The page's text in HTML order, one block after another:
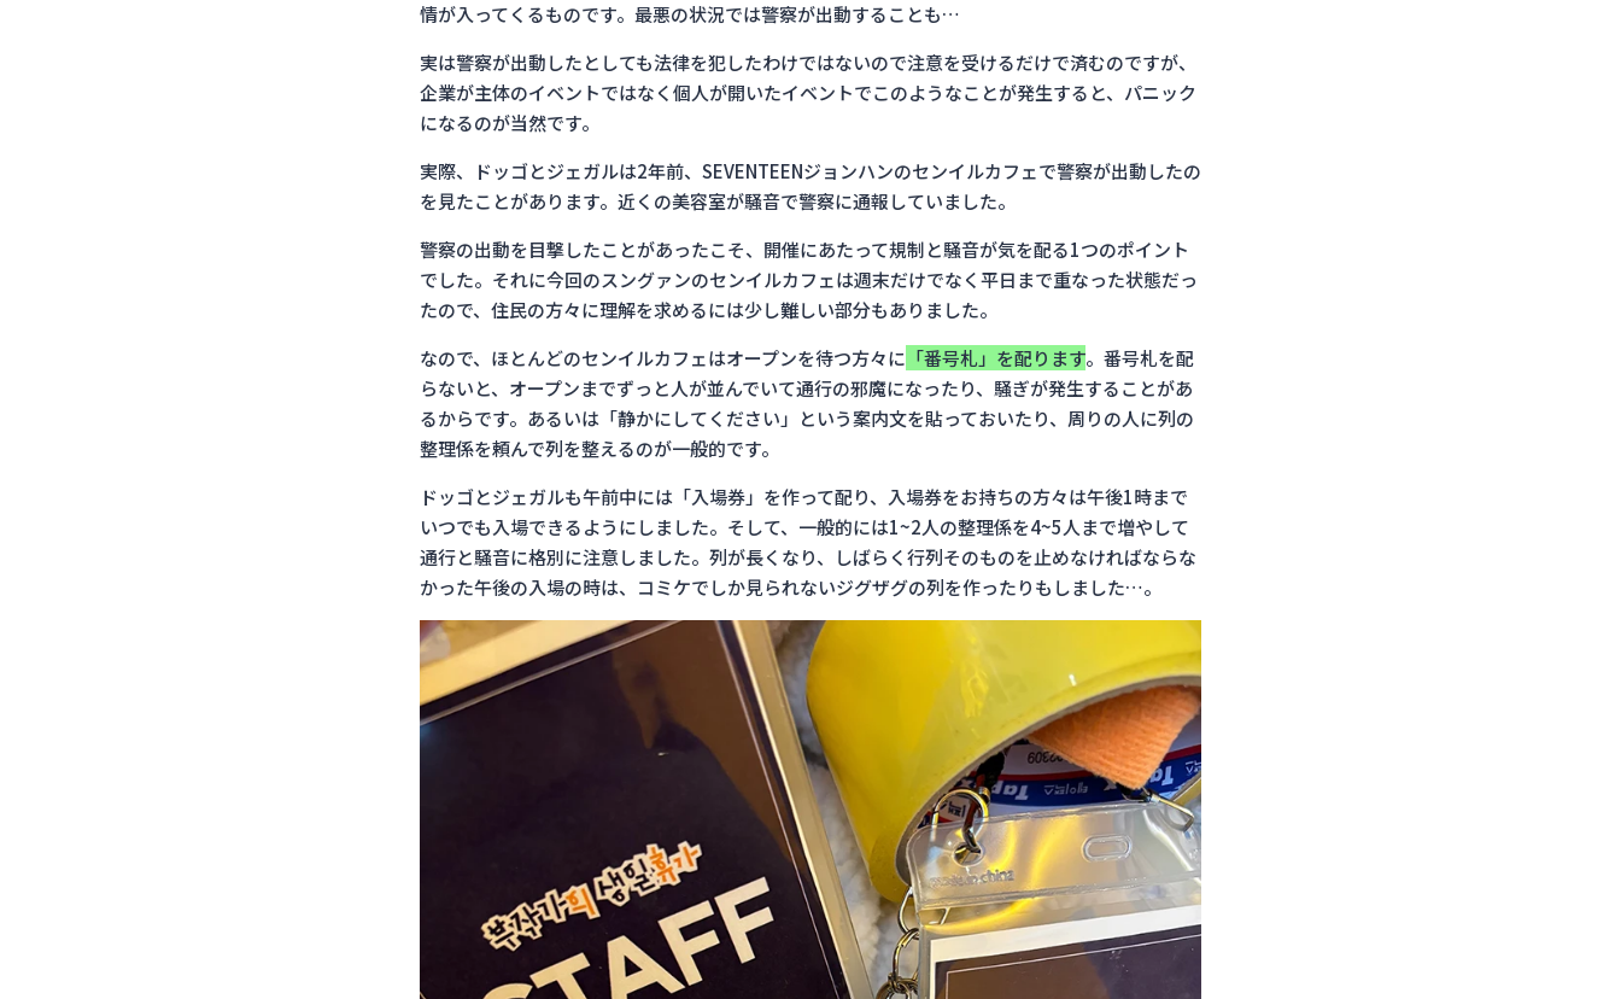
情が入ってくるものです。最悪の状況では警察が出動することも…
実は警察が出動したとしても法律を犯したわけではないので注意を受けるだけで済むのですが、
企業が主体のイベントではなく個人が開いたイベントでこのようなことが発生すると、パニック
になるのが当然です。
実際、ドッゴとジェガルは2年前、SEVENTEENジョンハンのセンイルカフェで警察が出動したの
を見たことがあります。近くの美容室が騒音で警察に通報していました。
警察の出動を目撃したことがあったこそ、開催にあたって規制と騒音が気を配る1つのポイント
でした。それに今回のスングァンのセンイルカフェは週末だけでなく平日まで重なった状態だっ
たので、住民の方々に理解を求めるには少し難しい部分もありました。
なので、ほとんどのセンイルカフェはオープンを待つ方々に 「番号札」を配ります。番号札を配
らないと、オープンまでずっと人が並んでいて通行の邪魔になったり、騒ぎが発生することがあ
るからです。あるいは「静かにしてください」という案内文を貼っておいたり、周りの人に列の
整理係を頼んで列を整えるのが一般的です。
ドッゴとジェガルも午前中には「入場券」を作って配り、入場券をお持ちの方々は午後1時まで
いつでも入場できるようにしました。そして、一般的には1~2人の整理係を4~5人まで増やして
通行と騒音に格別に注意しました。列が長くなり、しばらく行列そのものを止めなければならな
かった午後の入場の時は、コミケでしか見られないジグザグの列を作ったりもしました…。